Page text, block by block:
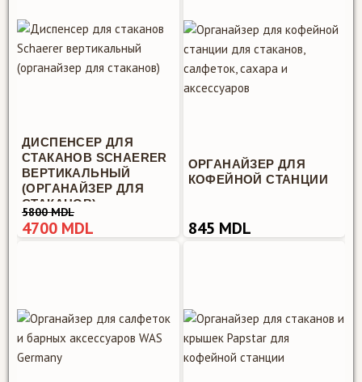
ДИСПЕНСЕР ДЛЯ
СТАКАНОВ SCHAERER
ВЕРТИКАЛЬНЫЙ
(ОРГАНАЙЗЕР ДЛЯ
СТАКАНОВ)
5800 MDL
4700 MDL
ОРГАНАЙЗЕР ДЛЯ
КОФЕЙНОЙ СТАНЦИИ
845 MDL